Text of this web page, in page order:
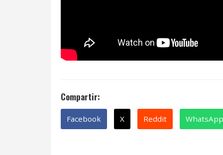
Compartir:
Facebook X Reddit WhatsApp